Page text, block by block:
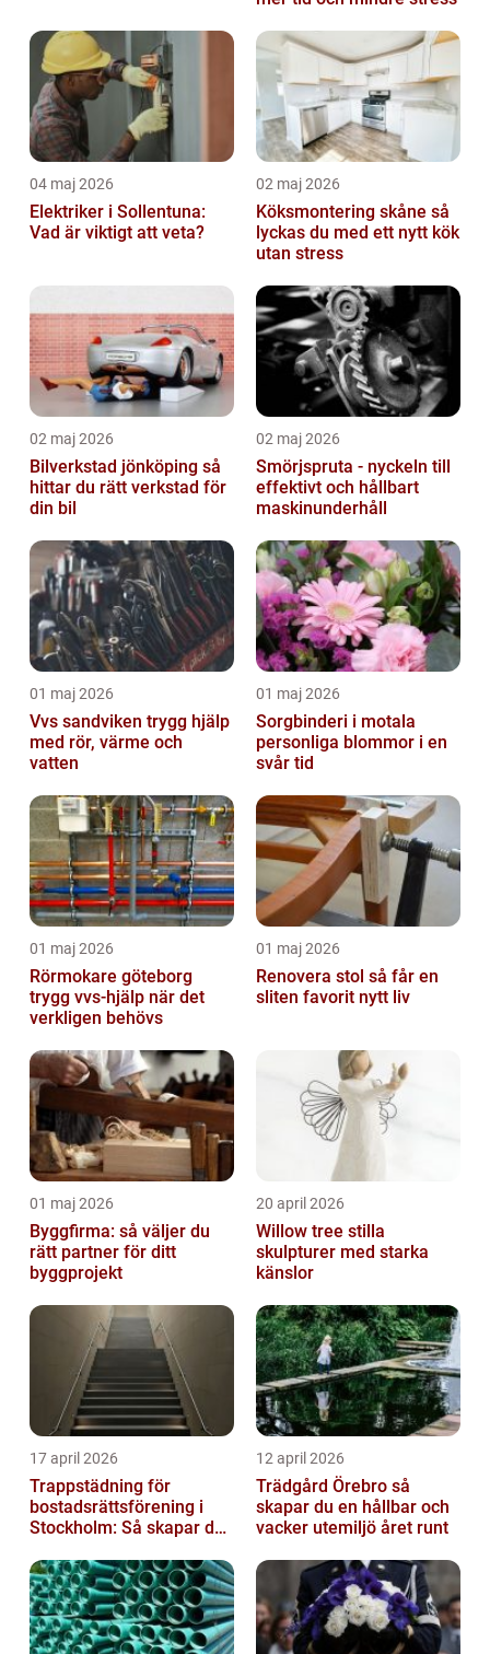
04 maj 2026
Elektriker i Sollentuna:
Vad är viktigt att veta?
02 maj 2026
Köksmontering skåne så
lyckas du med ett nytt kök
utan stress
02 maj 2026
Bilverkstad jönköping så
hittar du rätt verkstad för
din bil
02 maj 2026
Smörjspruta - nyckeln till
effektivt och hållbart
maskinunderhåll
01 maj 2026
Vvs sandviken trygg hjälp
med rör, värme och
vatten
01 maj 2026
Sorgbinderi i motala
personliga blommor i en
svår tid
01 maj 2026
Rörmokare göteborg
trygg vvs-hjälp när det
verkligen behövs
01 maj 2026
Renovera stol så får en
sliten favorit nytt liv
01 maj 2026
Byggfirma: så väljer du
rätt partner för ditt
byggprojekt
20 april 2026
Willow tree stilla
skulpturer med starka
känslor
17 april 2026
Trappstädning för
bostadsrättsförening i
Stockholm: Så skapar du
trapphus...
12 april 2026
Trädgård Örebro så
skapar du en hållbar och
vacker utemiljö året runt